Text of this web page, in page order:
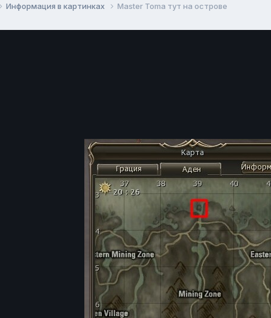
Информация в картинках Master Toma тут на острове